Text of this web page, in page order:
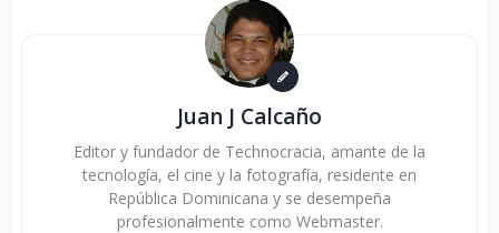
Juan J Calcaño
Editor y fundador de Technocracia, amante de la
tecnología, el cine y la fotografía, residente en
República Dominicana y se desempeña
profesionalmente como Webmaster.